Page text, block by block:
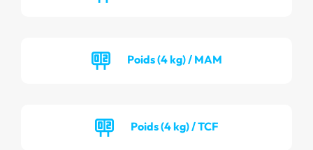
Poids (4 kg) / MAM
Poids (4 kg) / TCF